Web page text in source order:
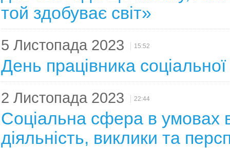
той здобуває світ»
5 Листопада 2023 15:52
День працівника
2 Листопада 2023 22:44
Соціальна сфера в умовах
діяльність, виклики та